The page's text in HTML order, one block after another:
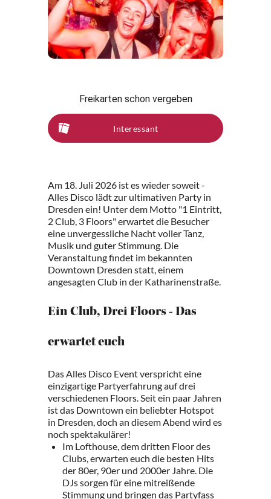
Freikarten schon vergeben
Interessant
Am 18. Juli 2026 ist es wieder soweit -
Alles Disco lädt zur ultimativen Party in
Dresden ein! Unter dem Motto "1 Eintritt,
2 Club, 3 Floors" erwartet die Besucher
eine unvergessliche Nacht voller Tanz,
Musik und guter Stimmung. Die
Veranstaltung findet im bekannten
Downtown Dresden statt, einem
angesagten Club in der Katharinenstraße.
Ein Club, Drei Floors - Das
erwartet euch
Das Alles Disco Event verspricht eine
einzigartige Partyerfahrung auf drei
verschiedenen Floors. Seit ein paar Jahren
ist das Downtown ein beliebter Hotspot
in Dresden, doch an diesem Abend wird es
noch spektakulärer!
Im Lofthouse, dem dritten Floor des
Clubs, erwarten euch die besten Hits
der 80er, 90er und 2000er Jahre. Die
DJs sorgen für eine mitreißende
Stimmung und bringen das Partyfass